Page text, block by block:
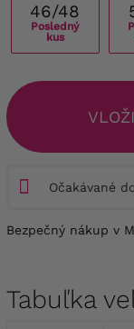
46/48
Posledný
kus
Očakávané
Bezpečný nákup v
Tabuľka